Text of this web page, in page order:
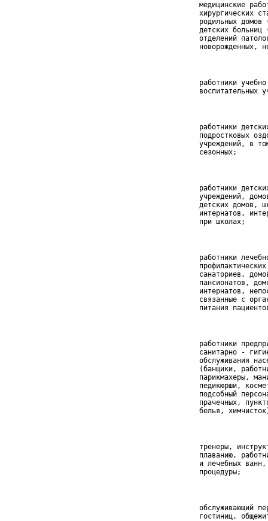
медицинские
хирургических
родильных домов
детских больниц
отделений
новорожденных,
работники
воспитательных
работники
подростковых
учреждений, в
сезонных;
работники
учреждений,
детских домов,
интернатов,
при школах;
работники
санаториев,
пансионатов,
интернатов,
связанные с
питания
работники
санитарно -
обслуживания
(банщики,
парикмахеры,
педикюрши,
подсобный
прачечных,
белья,
тренеры,
плаванию,
и лечебных ванн,
процедуры;
обслуживающий
гостиниц,